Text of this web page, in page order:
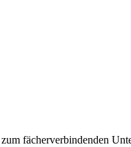
fächerverbindenden